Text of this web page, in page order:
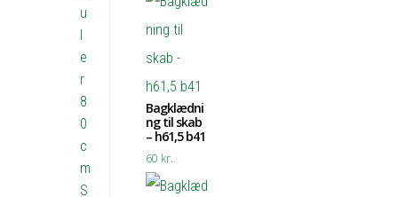
Bagklædni
ng til skab
– h61,5 b41
60 kr.
u
l
e
r
8
0
c
m
S